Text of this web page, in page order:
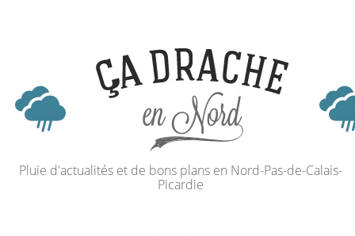
Pluie d'actualités et de bons plans en Nord-Pas-de-Calais-
Picardie